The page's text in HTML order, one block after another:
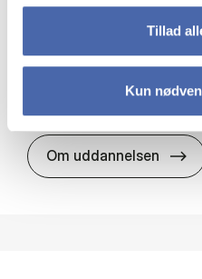
Tillad
Kun
Organisation og ledelse
Om uddannelsen